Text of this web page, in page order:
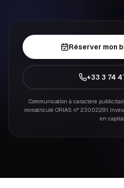
Réserver mon
+33 3 74
Communication à caractère
immatriculé ORIAS n° 23002291.
en capital.